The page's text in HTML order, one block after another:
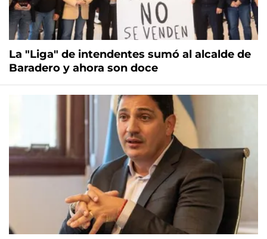
La "Liga" de intendentes sumó al alcalde de
Baradero y ahora son doce